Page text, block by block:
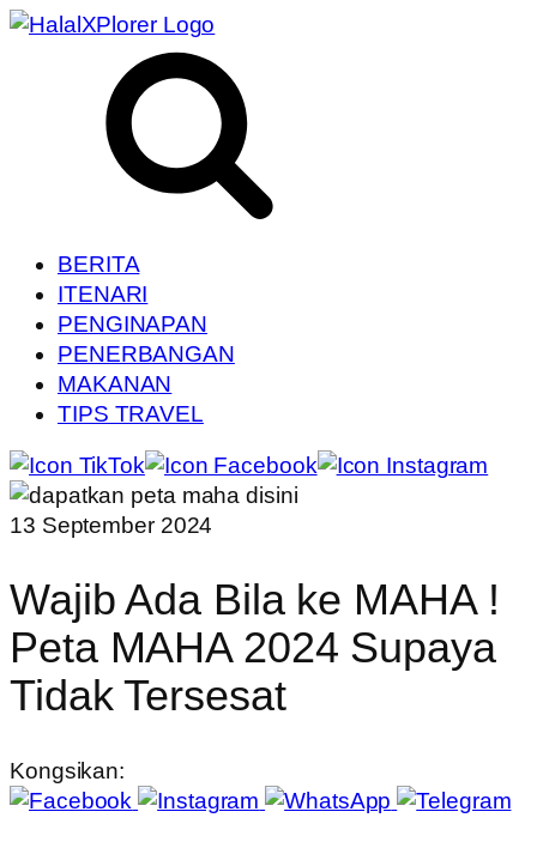
BERITA
ITENARI
PENGINAPAN
PENERBANGAN
MAKANAN
TIPS TRAVEL
13 September 2024
Wajib Ada Bila ke MAHA !
Peta MAHA 2024 Supaya
Tidak Tersesat
Kongsikan: